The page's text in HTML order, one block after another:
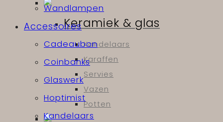
Keramiek & glas
Kandelaars
Karaffen
Servies
Vazen
Potten
Wandlampen
Accessoires
Cadeaubon
Coinbanks
Glaswerk
Hoptimist
Kandelaars